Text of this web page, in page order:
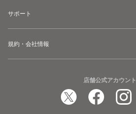
サポート
規約・会社情報
店舗公式アカウント